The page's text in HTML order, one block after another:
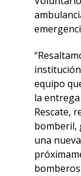
equipo
la
Rescate,
bomberil,
una